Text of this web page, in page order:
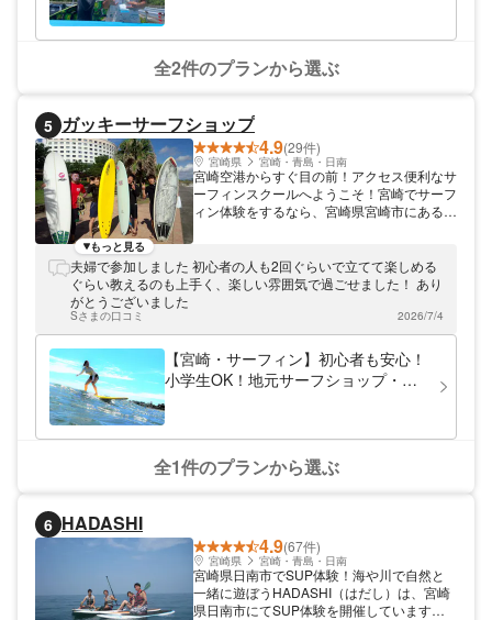
全2件のプランから選ぶ
5 ガッキーサーフショップ
4.9(29件)
宮崎県 宮崎・青島・日南
宮崎空港からすぐ目の前！アクセス便利なサ
ーフィンスクールへようこそ！宮崎でサーフ
ィン体験をするなら、宮崎県宮崎市にあるガ
ガッキーサーフショップのオーナー夫妻は、
毎日夫婦二人でサーフィンをしている根っか
チェックし、発信もしています。この地の波
を知り尽くしたオーナーが波のよいポイント
にご案内。初めての方でも親切・丁寧に指導
いたします！ アクセス抜群！宮崎空港から
すぐそばにあるサーフスクール 当店は宮崎
す。スクールは小学生以上から参加できます
ので、お気軽にお越しください。スクール
は、ウエットスーツ、サーフボードレンタ
が、皆様のお越しをお待ちしております！
もっと見る
夫婦で参加しました 初心者の人も2回ぐらいで立てて楽しめる
ぐらい教えるのも上手く、楽しい雰囲気で過ごせました！ あり
がとうございました
Sさまの口コミ 2026/7/4
【宮崎・サーフィン】初心者も安心！
小学生OK！地元サーフショップ・オ
見学無料）
全1件のプランから選ぶ
6 HADASHI
4.9(67件)
宮崎県 宮崎・青島・日南
宮崎県日南市でSUP体験！海や川で自然と
一緒に遊ぼうHADASHI（はだし）は、宮崎
県日南市にてSUP体験を開催しています。